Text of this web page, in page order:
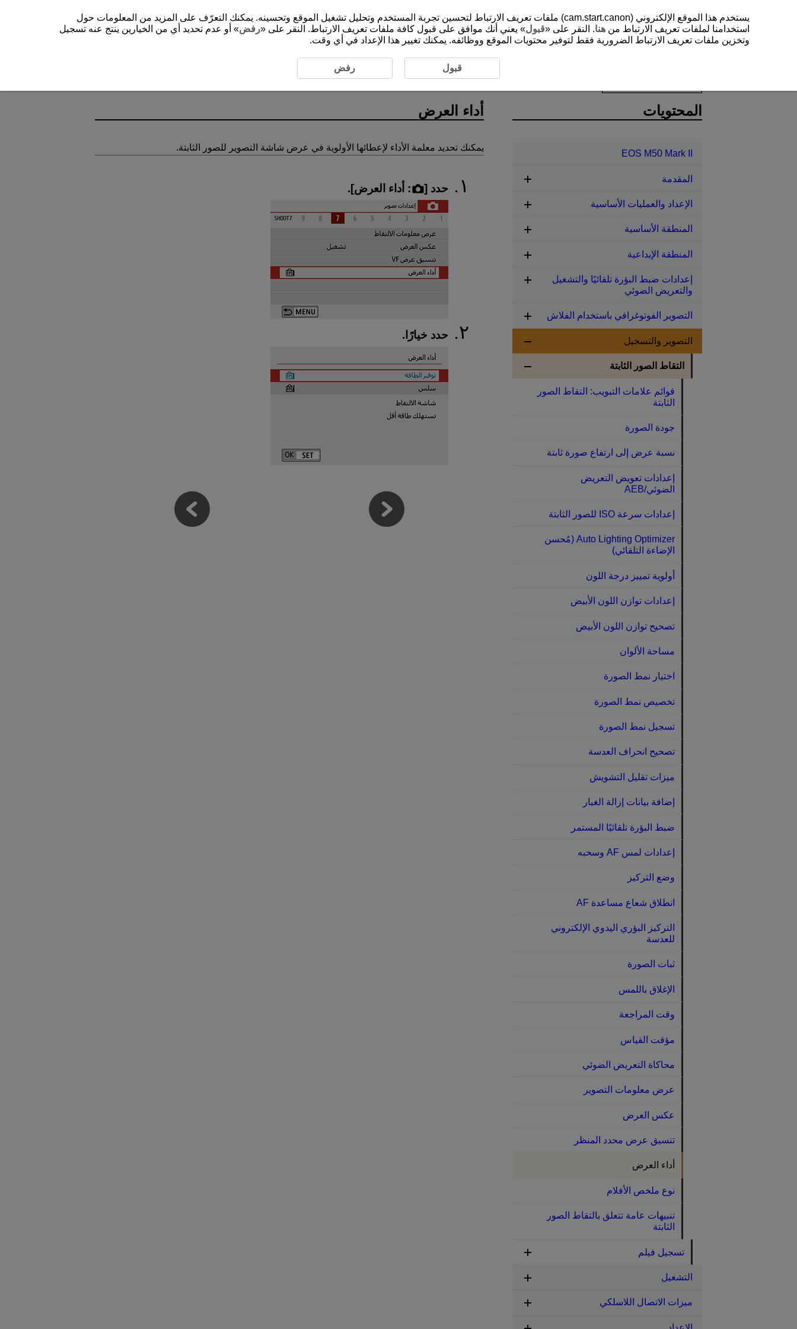
التقاط الصور الثابتة أداء العرض
أداء العرض
يمكنك تحديد معلمة الأداء لإعطائها الأولوية في عرض شاشة التصوير للصور الثابتة.
حدد [ : أداء العرض].
حدد خيارًا.
المحتويات
EOS M50 Mark II
المقدمة
الإعداد والعمليات الأساسية
المنطقة الأساسية
المنطقة الإبداعية
إعدادات ضبط البؤرة تلقائيًا والتشغيل
والتعريض الضوئي
التصوير الفوتوغرافي باستخدام الفلاش
التصوير والتسجيل
التقاط الصور الثابتة
قوائم علامات التبويب: التقاط الصور
الثابتة
جودة الصورة
نسبة عرض إلى ارتفاع صورة ثابتة
إعدادات تعويض التعريض
الضوئي/AEB
إعدادات سرعة ISO للصور الثابتة
Auto Lighting Optimizer (مُحسن
الإضاءة التلقائي)
أولوية تمييز درجة اللون
إعدادات توازن اللون الأبيض
تصحيح توازن اللون الأبيض
مساحة الألوان
اختيار نمط الصورة
تخصيص نمط الصورة
تسجيل نمط الصورة
تصحيح انحراف العدسة
ميزات تقليل التشويش
إضافة بيانات إزالة الغبار
ضبط البؤرة تلقائيًا المستمر
إعدادات لمس AF وسحبه
وضع التركيز
انطلاق شعاع مساعدة AF
التركيز البؤري اليدوي الإلكتروني
للعدسة
ثبات الصورة
الإغلاق باللمس
وقت المراجعة
مؤقت القياس
محاكاة التعريض الضوئي
عرض معلومات التصوير
عكس العرض
تنسيق عرض محدد المنظر
أداء العرض
نوع ملخص الأفلام
تنبيهات عامة تتعلق بالتقاط الصور
الثابتة
تسجيل فيلم
التشغيل
ميزات الاتصال اللاسلكي
يستخدم هذا الموقع الإلكتروني (cam.start.canon) ملفات تعريف الارتباط لتحسين تجربة المستخدم وتحليل تشغيل الموقع وتحسينه. يمكنك التعرّف على المزيد من المعلومات حول
استخدامنا لملفات تعريف الارتباط من هنا. النقر على «قبول» يعني أنك موافق على قبول كافة ملفات تعريف الارتباط. النقر على «رفض» أو عدم تحديد أي من الخيارين ينتج عنه تسجيل
وتخزين ملفات تعريف الارتباط الضرورية فقط لتوفير محتويات الموقع ووظائفه. يمكنك تغيير هذا الإعداد في أي وقت.
قبول رفض